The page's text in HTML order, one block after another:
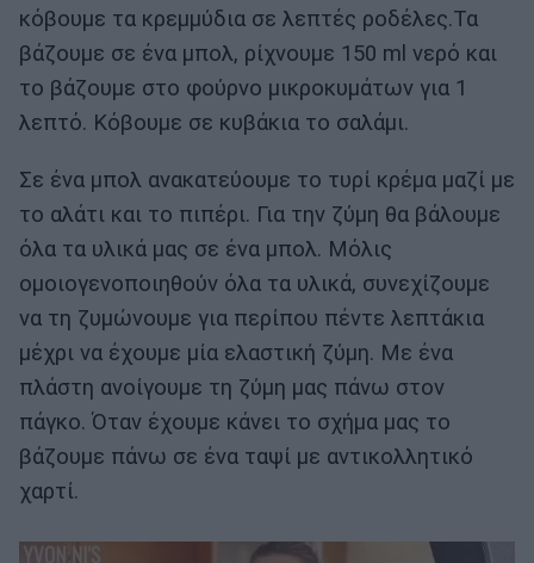
κόβουμε τα κρεμμύδια σε λεπτές ροδέλες.Τα
βάζουμε σε ένα μπολ, ρίχνουμε 150 ml νερό και
το βάζουμε στο φούρνο μικροκυμάτων για 1
λεπτό. Κόβουμε σε κυβάκια το σαλάμι.
Σε ένα μπολ ανακατεύουμε το τυρί κρέμα μαζί με
το αλάτι και το πιπέρι. Για την ζύμη θα βάλουμε
όλα τα υλικά μας σε ένα μπολ. Μόλις
ομοιογενοποιηθούν όλα τα υλικά, συνεχίζουμε
να τη ζυμώνουμε για περίπου πέντε λεπτάκια
μέχρι να έχουμε μία ελαστική ζύμη. Με ένα
πλάστη ανοίγουμε τη ζύμη μας πάνω στον
πάγκο. Όταν έχουμε κάνει το σχήμα μας το
βάζουμε πάνω σε ένα ταψί με αντικολλητικό
χαρτί.